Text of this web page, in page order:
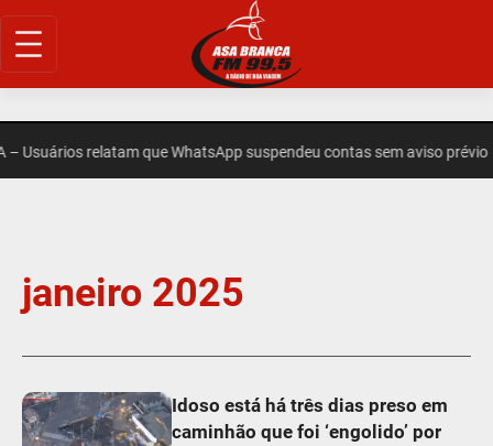
Usuários relatam que WhatsApp suspendeu contas sem aviso prévio
janeiro 2025
Idoso está há três dias preso em
caminhão que foi ‘engolido’ por